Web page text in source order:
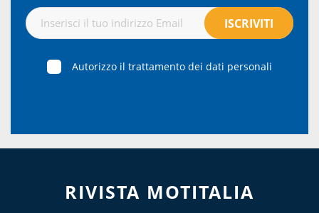
Autorizzo il trattamento dei dati personali
RIVISTA MOTITALIA